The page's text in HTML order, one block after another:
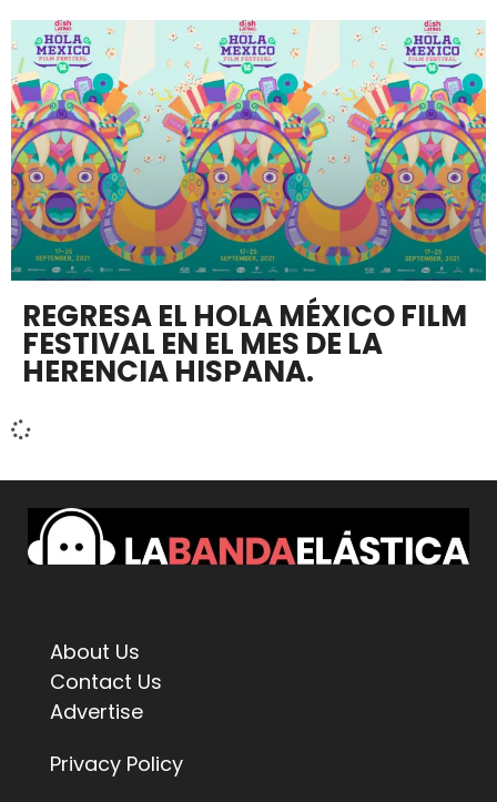
REGRESA EL HOLA MÉXICO FILM
FESTIVAL EN EL MES DE LA
HERENCIA HISPANA.
About Us
Contact Us
Advertise
Privacy Policy